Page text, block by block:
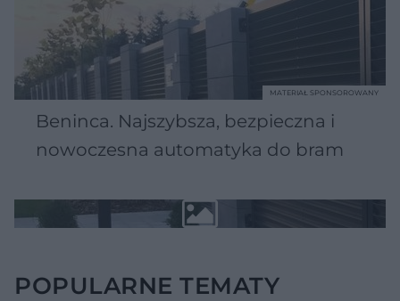
Beninca. Najszybsza, bezpieczna i
nowoczesna automatyka do bram
MATERIAŁ SPONSOROWANY
POPULARNE TEMATY